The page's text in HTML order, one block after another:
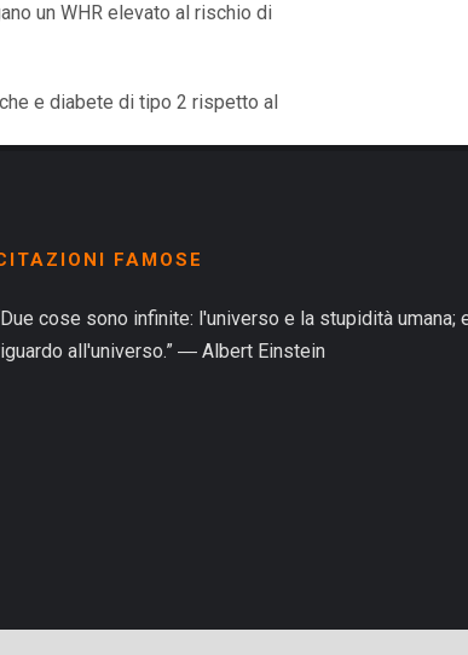
un WHR elevato al rischio di
e diabete di tipo 2 rispetto al
FAMOSE
cose sono infinite: l'universo e la stupidità umana;
all'universo.” ― Albert Einstein